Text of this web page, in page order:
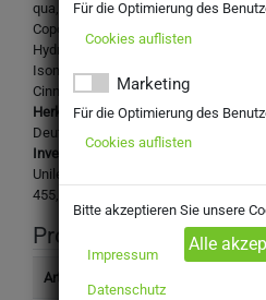
qua,Sodium Laureth
Hydroxide,Citric acid,Tetrasodium
Isomethyl Ionone,Butylphenyl
Cinnamal,Limonene,Linalool,CI
Herkunftsland:
Deutschland
Inverkehrbringer:
Unilever RA
455, 3013 AL, NL
Produktinformation
Artikelnummer
Für die Optimierung des
Cookies auflisten
Marketing
Für die Optimierung des
Cookies auflisten
Bitte akzeptieren Sie unsere
Impressum
Datenschutz